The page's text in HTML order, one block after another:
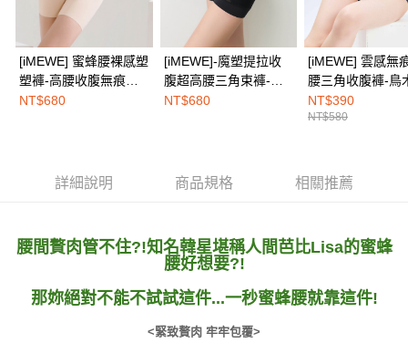
「AFTEE先享後付」，若未經同意申辦者引起之損失，本公司不負相關責
任。
４．使用「AFTEE先享後付」時，將依據個別帳號之用戶狀況，依本公司即
時審查核予不同之上限額度；若仍有額度不足之情形，本公司將視審查結果
請求用戶進行身份認證。
５．嚴禁一人註冊多個帳號或使用他人資訊註冊。若發現惡意使用之情形，
恩沛科技股份有限公司將有權停止該用戶之使用額度並採取法律行動。
[iMEWE] 蜜蜂腰裸感塑
塑褲-高腰收腹無痕束
褲-裸感膚
NT$680
[iMEWE]-魔塑提拉收
腹超高腰三角束褲-絲
絨黑
NT$680
[iMEWE] 雲感無
腰三角收腹褲-鳥
NT$390
NT$580
詳細說明 商品規格 相關推薦
腰間贅肉管不住?!知名韓星堪稱人間芭比Lisa的蜜蜂
腰好想要?!
那妳絕對不能不試試這件...一秒蜜蜂腰就靠這件!
<緊致贅肉 牢牢包覆>